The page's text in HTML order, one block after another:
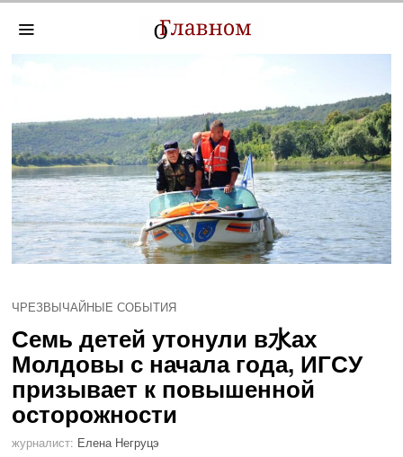
ЧРЕЗВЫЧАЙНЫЕ СОБЫТИЯ
Семь детей утонули в水ах
Молдовы с начала года, ИГСУ
призывает к повышенной
осторожности
журналист: Елена Негруцэ